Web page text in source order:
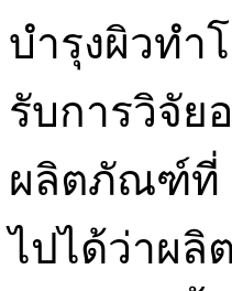
บำรุงผิวทำ
รับการวิจัย
ผลิตภัณฑ์ที่
ไปได้ว่าผ